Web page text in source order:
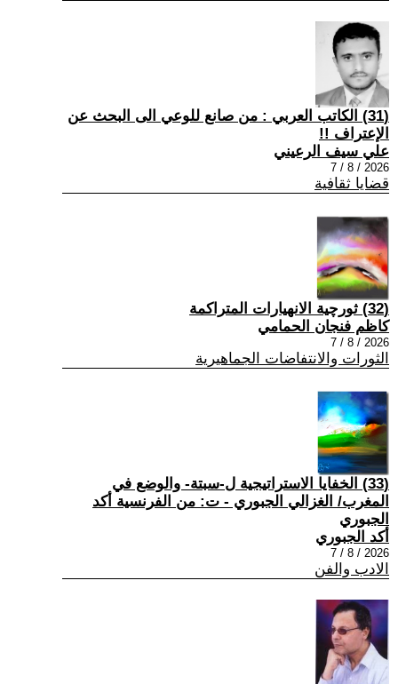
(31) الكاتب العربي : من صانع للوعي الى البحث عن
الإعتراف !!
علي سيف الرعيني
2026 / 8 / 7
قضايا ثقافية
(32) ثورچية الانهيارات المتراكمة
كاظم فنجان الحمامي
2026 / 8 / 7
الثورات والانتفاضات الجماهيرية
(33) الخفايا الاستراتيجية ل-سبتة- والوضع في
المغرب/ الغزالي الجبوري - ت: من الفرنسية أكد
الجبوري
أكد الجبوري
2026 / 8 / 7
الادب والفن